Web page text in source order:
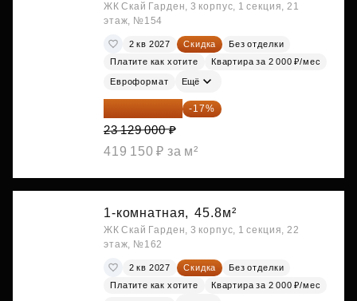
ЖК Скай Гарден, 3 корпус, 1 секция, 21
этаж, №154
2 кв 2027 Скидка
Без отделки
Платите как хотите
Квартира за 2 000 ₽/мес
Евроформат Ещё
19 197 070 ₽ -17%
23 129 000 ₽
419 150 ₽ за м²
1-комнатная, 45.8м²
ЖК Скай Гарден, 3 корпус, 1 секция, 22
этаж, №162
2 кв 2027 Скидка
Без отделки
Платите как хотите
Квартира за 2 000 ₽/мес